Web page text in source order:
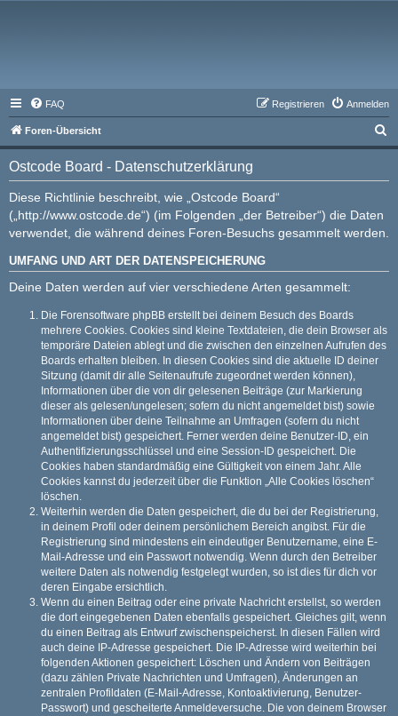
FAQ Anmelden
Registrieren
Foren-Übersicht
u
Ostcode Board - Datenschutzerklärung
Diese Richtlinie beschreibt, wie „Ostcode Board“
(„http://www.ostcode.de“) (im Folgenden „der Betreiber“) die Daten
verwendet, die während deines Foren-Besuchs gesammelt werden.
UMFANG UND ART DER DATENSPEICHERUNG
Deine Daten werden auf vier verschiedene Arten gesammelt:
Die Forensoftware phpBB erstellt bei deinem Besuch des Boards
mehrere Cookies. Cookies sind kleine Textdateien, die dein Browser als
temporäre Dateien ablegt und die zwischen den einzelnen Aufrufen des
Boards erhalten bleiben. In diesen Cookies sind die aktuelle ID deiner
Sitzung (damit dir alle Seitenaufrufe zugeordnet werden können),
Informationen über die von dir gelesenen Beiträge (zur Markierung
dieser als gelesen/ungelesen; sofern du nicht angemeldet bist) sowie
Informationen über deine Teilnahme an Umfragen (sofern du nicht
angemeldet bist) gespeichert. Ferner werden deine Benutzer-ID, ein
Authentifizierungsschlüssel und eine Session-ID gespeichert. Die
Cookies haben standardmäßig eine Gültigkeit von einem Jahr. Alle
Cookies kannst du jederzeit über die Funktion „Alle Cookies löschen“
löschen.
Weiterhin werden die Daten gespeichert, die du bei der Registrierung,
in deinem Profil oder deinem persönlichem Bereich angibst. Für die
Registrierung sind mindestens ein eindeutiger Benutzername, eine E-
Mail-Adresse und ein Passwort notwendig. Wenn durch den Betreiber
weitere Daten als notwendig festgelegt wurden, so ist dies für dich vor
deren Eingabe ersichtlich.
Wenn du einen Beitrag oder eine private Nachricht erstellst, so werden
die dort eingegebenen Daten ebenfalls gespeichert. Gleiches gilt, wenn
du einen Beitrag als Entwurf zwischenspeicherst. In diesen Fällen wird
auch deine IP-Adresse gespeichert. Die IP-Adresse wird weiterhin bei
folgenden Aktionen gespeichert: Löschen und Ändern von Beiträgen
(dazu zählen Private Nachrichten und Umfragen), Änderungen an
zentralen Profildaten (E-Mail-Adresse, Kontoaktivierung, Benutzer-
Passwort) und gescheiterte Anmeldeversuche. Die von deinem Browser